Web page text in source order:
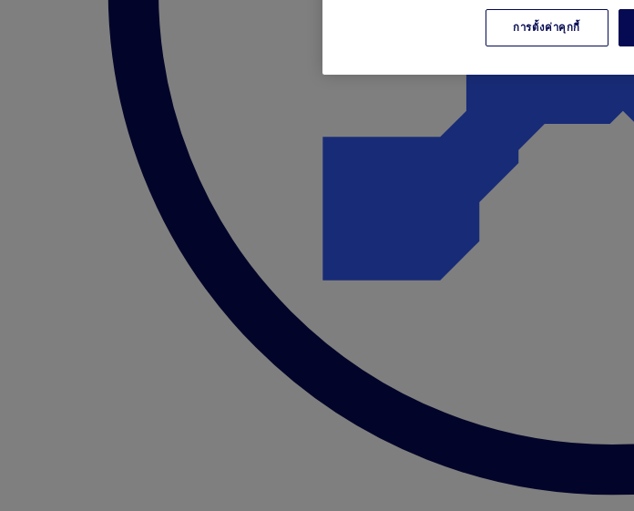
การตั้งค่าคุกกี้